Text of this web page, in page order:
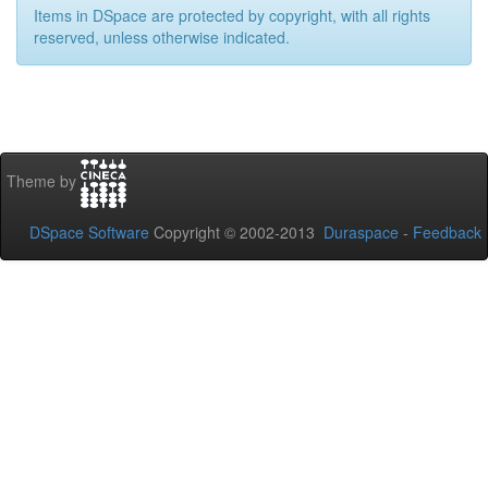
Items in DSpace are protected by copyright, with all rights
reserved, unless otherwise indicated.
Theme by
DSpace Software Copyright © 2002-2013 Duraspace - Feedback